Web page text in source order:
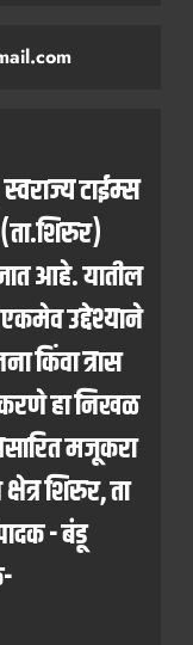
टाईम्स
आहे. यातील
उद्देश्याने
किंवा त्रास
करणे हा निखळ
मजूकरा
शिरुर, ता
- बंडू